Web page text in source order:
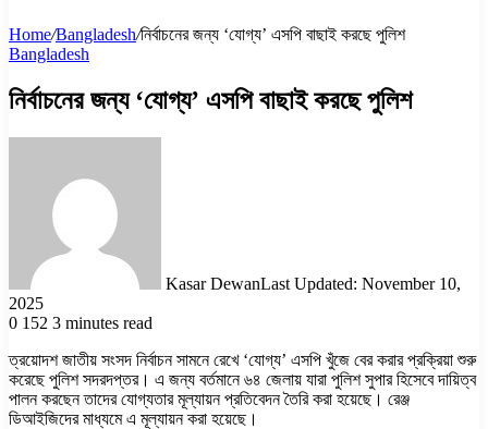
Home/Bangladesh/নির্বাচনের জন্য ‘যোগ্য’ এসপি বাছাই করছে পুলিশ
Bangladesh
নির্বাচনের জন্য ‘যোগ্য’ এসপি বাছাই করছে পুলিশ
Kasar DewanLast Updated: November 10,
2025
0 152 3 minutes read
ত্রয়োদশ জাতীয় সংসদ নির্বাচন সামনে রেখে ‘যোগ্য’ এসপি খুঁজে বের করার প্রক্রিয়া শুরু
করেছে পুলিশ সদরদপ্তর। এ জন্য বর্তমানে ৬৪ জেলায় যারা পুলিশ সুপার হিসেবে দায়িত্ব
পালন করছেন তাদের যোগ্যতার মূল্যায়ন প্রতিবেদন তৈরি করা হয়েছে। রেঞ্জ
ডিআইজিদের মাধ্যমে এ মূল্যায়ন করা হয়েছে।